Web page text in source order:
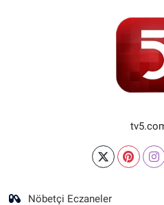
Nöbetçi Eczaneler